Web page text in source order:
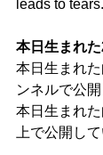
leads to
本日生まれ
本日生まれ
ンネルで公開
本日生まれ
上で公開して